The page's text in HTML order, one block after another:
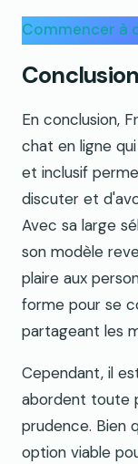
Commencer à
Conclusion
En conclusion,
chat en ligne
et inclusif
discuter et
Avec sa large
son modèle
plaire aux
forme pour se
partageant les
Cependant, il
abordent toute
prudence. Bien
option viable